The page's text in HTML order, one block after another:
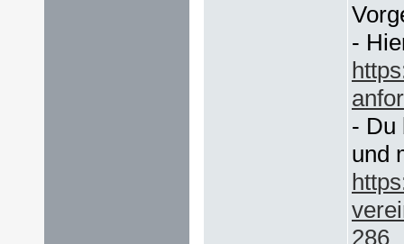
-
- Du
und
286